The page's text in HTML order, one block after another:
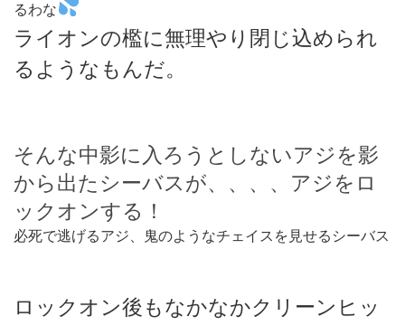
るわな
ライオンの檻に無理やり閉じ込められ
るようなもんだ。
そんな中影に入ろうとしないアジを影
から出たシーバスが、、、、アジをロ
ックオンする！
必死で逃げるアジ、鬼のようなチェイスを見せるシーバス
ロックオン後もなかなかクリーンヒッ